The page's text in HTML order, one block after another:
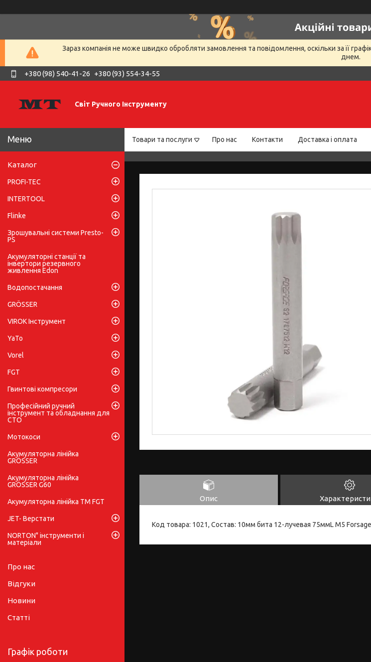
Зараз компанія не може швидко обробляти замовлення та повідомлення, оскільки за її
днем.
+380 (98) 540-41-26 +380 (93) 554-34-55
Світ Ручного Інструменту
Товари та послуги Про нас Контакти Доставка і оплата
Опис
Код товара: 1021, Состав: 10мм бита 12-лучевая 75ммL M5
Каталог
PROFI-TEC
INTERTOOL
Flinke
Зрошувальні системи Presto-
PS
Акумуляторні станції та
інвертори резервного
живлення Edon
Водопостачання
GRÖSSER
VIROK Інструмент
YaTo
Vorel
FGT
Гвинтові компресори
Професійний ручний
інструмент та обладнання для
СТО
Мотокоси
Акумуляторна лінійка
GRÖSSER
Акумуляторна лінійка
GRÖSSER G60
Акумуляторна лінійка ТМ FGT
JET- Верстати
NORTON" інструменти і
матеріали
Про нас
Відгуки
Новини
Статті
Графік роботи